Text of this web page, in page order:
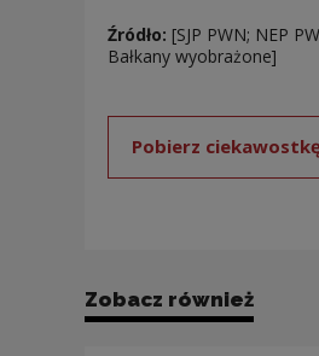
Źródło: [SJP PWN; NEP
Bałkany wyobrażone]
Pobierz ciekawostkę
Zobacz również